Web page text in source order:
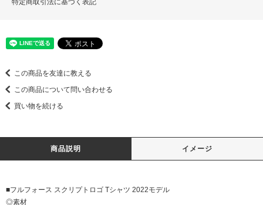
この商品を友達に教える
この商品について問い合わせる
買い物を続ける
商品説明 イメージ
■フルフォース スクリプトロゴ Tシャツ 2022モデル
◎素材